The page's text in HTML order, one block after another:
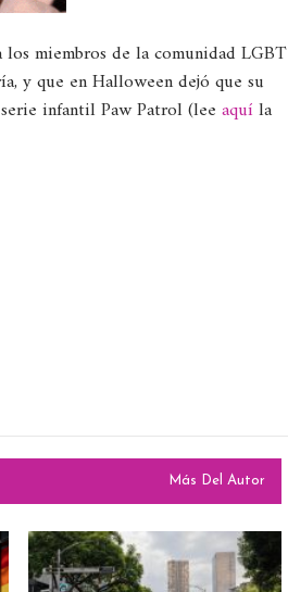
miembros de la comunidad LGBT
y que en Halloween dejó que su
infantil Paw Patrol (lee aquí la
Más Del Autor